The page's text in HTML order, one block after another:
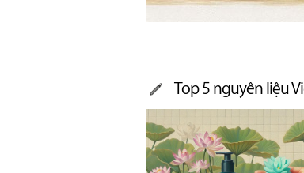
Top 5 nguyên liệu